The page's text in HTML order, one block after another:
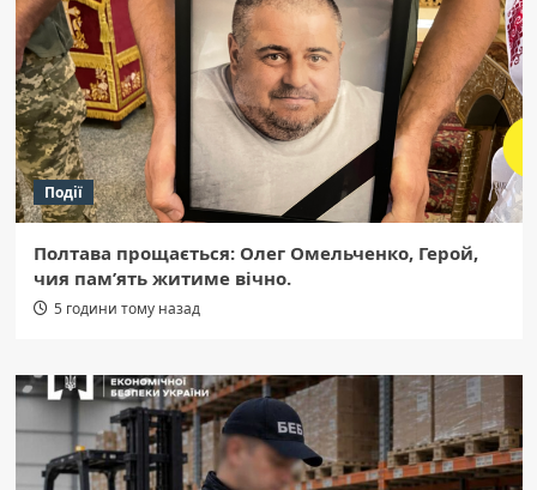
Події
Полтава прощається: Олег Омельченко, Герой,
чия пам’ять житиме вічно.
5 години тому назад